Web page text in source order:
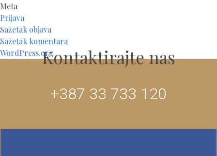
Meta
Prijava
Sažetak objava
Sažetak komentara
WordPress.orgKontaktirajte nas
+387 33 733 120